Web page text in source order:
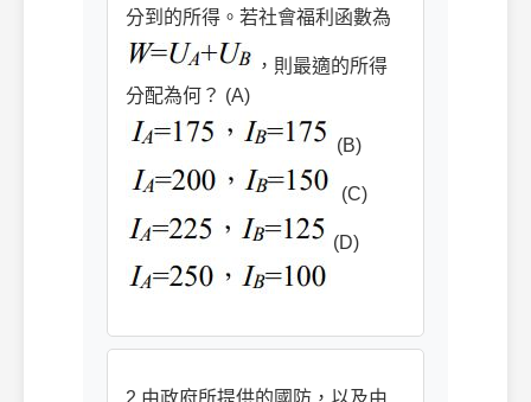
分到的所得。若社會福利函數為
，則最適的所得
分配為何？ (A)
(B)
(C)
(D)
2 由政府所提供的國防，以及由